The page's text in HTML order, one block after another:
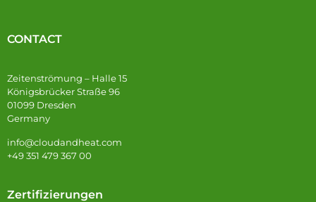
CONTACT
Zeitenströmung – Halle 15
Königsbrücker Straße 96
01099 Dresden
Germany
info@cloudandheat.com
+49 351 479 367 00
Zertifizierungen